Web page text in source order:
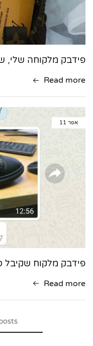
פידבק מלקוחה שלי,
Read more
אפר 11
פידבק מלקוח שקיבל
Read more